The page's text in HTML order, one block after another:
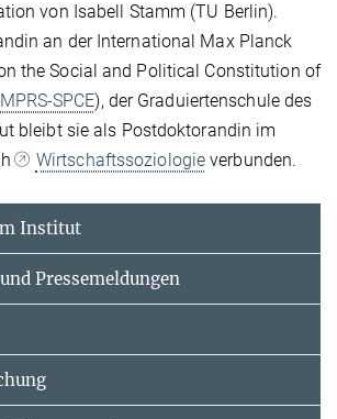
von Isabell Stamm (TU Berlin).
an der International Max Planck
the Social and Political Constitution of
SPCE), der Graduiertenschule des
bleibt sie als Postdoktorandin im
Wirtschaftssoziologie verbunden.
Institut
Pressemeldungen